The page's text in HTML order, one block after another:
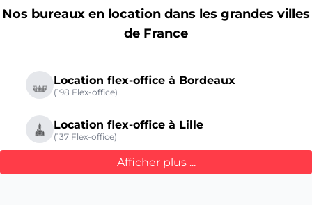
Nos bureaux en location dans les grandes villes
de France
Location flex-office à Bordeaux
(198 Flex-office)
Location flex-office à Lille
(137 Flex-office)
Afficher plus ...